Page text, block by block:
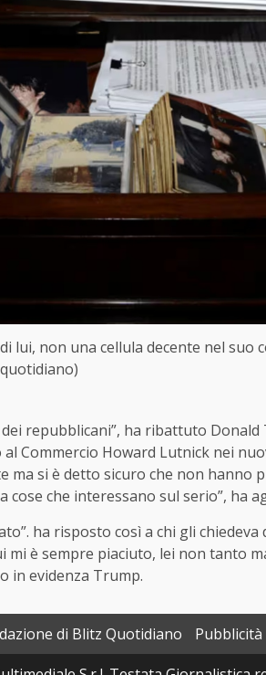
lui, non una cellula decente nel suo
repubblicani”, ha ribattuto Donald
Commercio Howard Lutnick nei
si è detto sicuro che non hanno
che interessano sul serio”, ha
ha risposto così a chi gli chiedeva
mi è sempre piaciuto, lei non tanto
in evidenza Trump.
di Blitz Quotidiano Pubblicità